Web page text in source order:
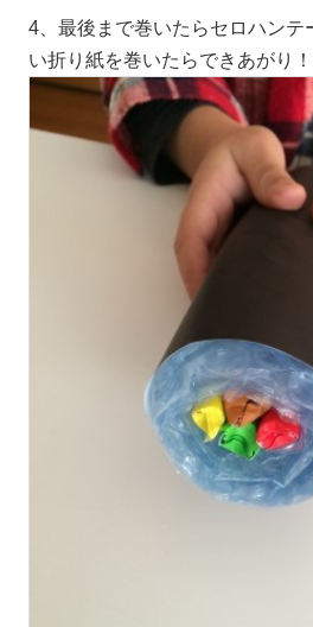
4、最後まで巻いたらセロハンテ
い折り紙を巻いたらできあがり！